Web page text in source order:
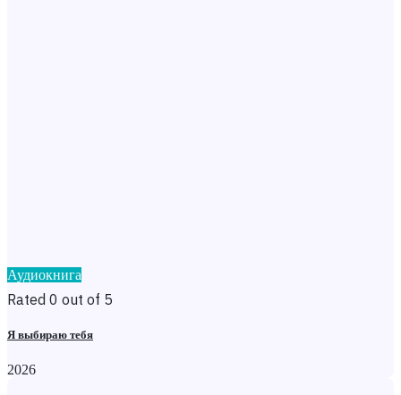
Аудиокнига
Rated 0 out of 5
Я выбираю тебя
2026